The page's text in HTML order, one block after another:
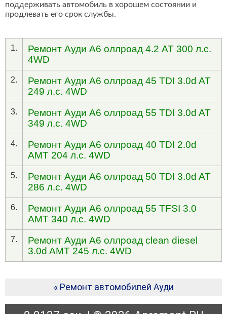
поддерживать автомобиль в хорошем состоянии и
продлевать его срок службы.
1.
Ремонт Ауди А6 оллроад 4.2 AT 300 л.с.
4WD
2.
Ремонт Ауди А6 оллроад 45 TDI 3.0d AT
249 л.с. 4WD
3.
Ремонт Ауди А6 оллроад 55 TDI 3.0d AT
349 л.с. 4WD
4.
Ремонт Ауди А6 оллроад 40 TDI 2.0d
AMT 204 л.с. 4WD
5.
Ремонт Ауди А6 оллроад 50 TDI 3.0d AT
286 л.с. 4WD
6.
Ремонт Ауди А6 оллроад 55 TFSI 3.0
AMT 340 л.с. 4WD
7.
Ремонт Ауди А6 оллроад clean diesel
3.0d AMT 245 л.с. 4WD
« Ремонт автомобилей Ауди